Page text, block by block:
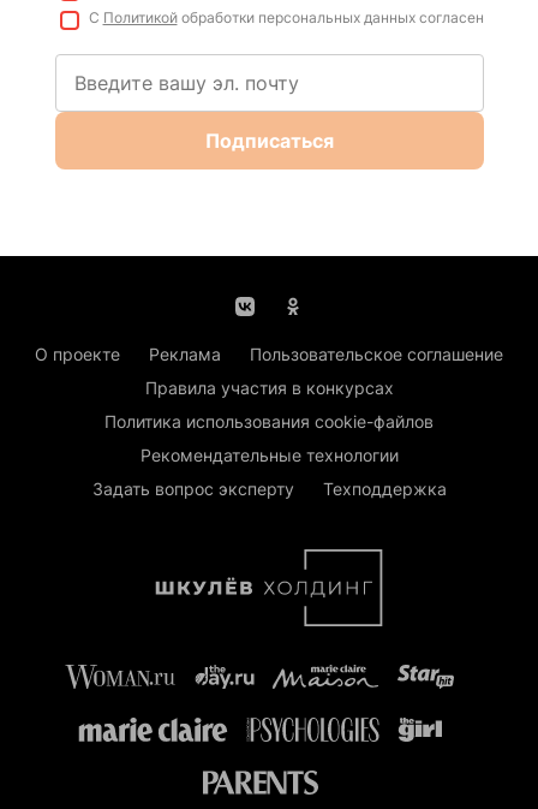
С Политикойобработки персональных данных согласен
Подписаться
О проекте Реклама
Пользовательское соглашение
Правила участия в конкурсах
Политика использования cookie-файлов
Рекомендательные технологии
Задать вопрос эксперту
Техподдержка